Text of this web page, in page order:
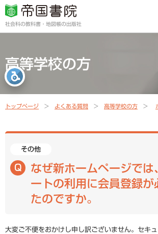
社会科の教科書・地図帳の出版社
高等学校の方
トップページ よくある質問 高等学校の方
その他
なぜ新ホームページで
ートの利用に会員登録が
たのですか。
大変ご不便をおかけし申し訳ございません。セキュ